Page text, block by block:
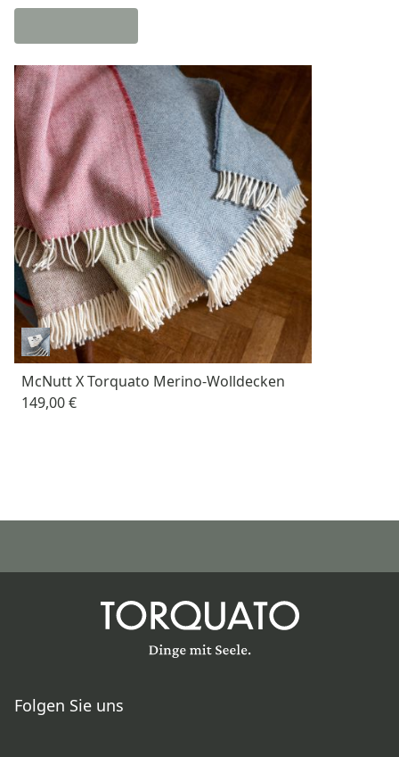
McNutt X Torquato Merino-Wolldecken
149,00 €
Folgen Sie uns